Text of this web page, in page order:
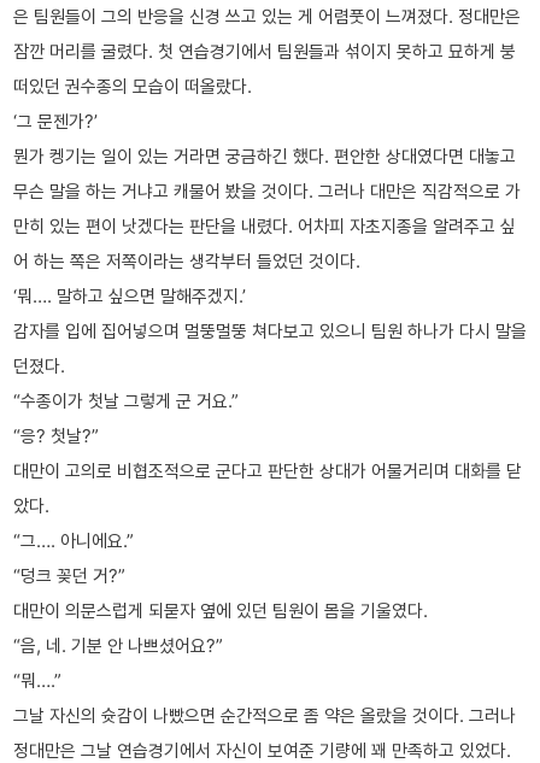
은 팀원들이 그의 반응을 신경 쓰고 있는 게 어렴풋이 느껴졌다. 정대만은
잠깐 머리를 굴렸다. 첫 연습경기에서 팀원들과 섞이지 못하고 묘하게 붕
떠있던 권수종의 모습이 떠올랐다.
‘그 문젠가?’
뭔가 켕기는 일이 있는 거라면 궁금하긴 했다. 편안한 상대였다면 대놓고
무슨 말을 하는 거냐고 캐물어 봤을 것이다. 그러나 대만은 직감적으로 가
만히 있는 편이 낫겠다는 판단을 내렸다. 어차피 자초지종을 알려주고 싶
어 하는 쪽은 저쪽이라는 생각부터 들었던 것이다.
‘뭐…. 말하고 싶으면 말해주겠지.’
감자를 입에 집어넣으며 멀뚱멀뚱 쳐다보고 있으니 팀원 하나가 다시 말을
던졌다.
“수종이가 첫날 그렇게 군 거요.”
“응? 첫날?”
대만이 고의로 비협조적으로 군다고 판단한 상대가 어물거리며 대화를 닫
았다.
“그…. 아니에요.”
“덩크 꽂던 거?”
대만이 의문스럽게 되묻자 옆에 있던 팀원이 몸을 기울였다.
“음, 네. 기분 안 나쁘셨어요?”
“뭐….”
그날 자신의 슛감이 나빴으면 순간적으로 좀 약은 올랐을 것이다. 그러나
정대만은 그날 연습경기에서 자신이 보여준 기량에 꽤 만족하고 있었다.